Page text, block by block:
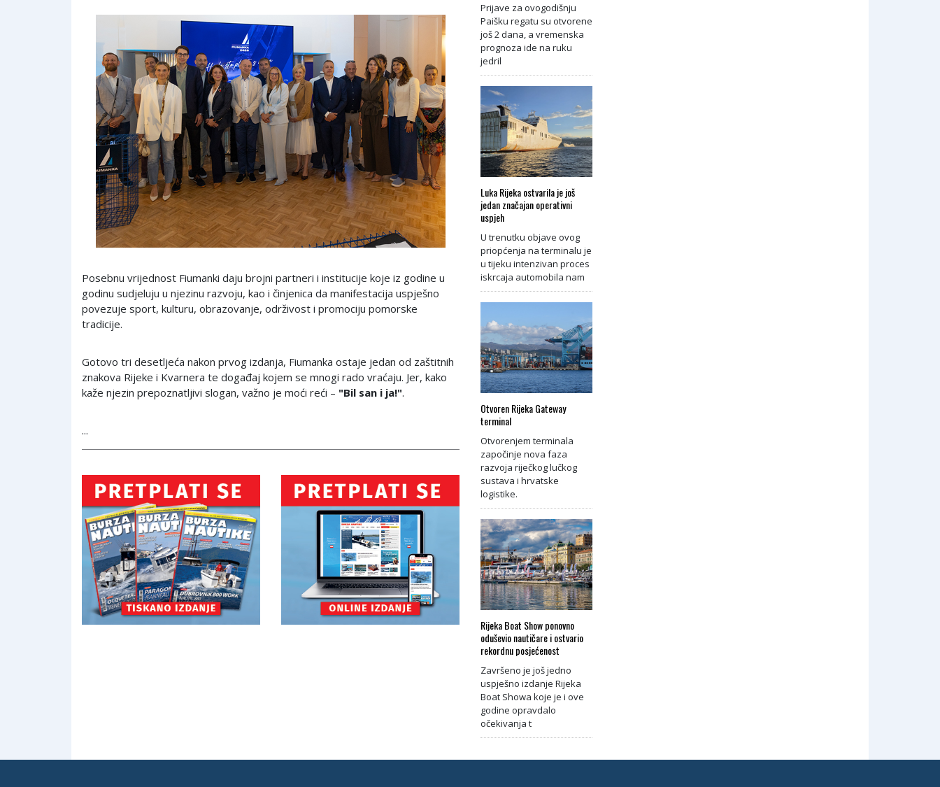
Posebnu vrijednost Fiumanki daju brojni partneri i institucije koje iz godine u
godinu sudjeluju u njezinu razvoju, kao i činjenica da manifestacija uspješno
povezuje sport, kulturu, obrazovanje, održivost i promociju pomorske
tradicije.
Gotovo tri desetljeća nakon prvog izdanja, Fiumanka ostaje jedan od zaštitnih
znakova Rijeke i Kvarnera te događaj kojem se mnogi rado vraćaju. Jer, kako
kaže njezin prepoznatljivi slogan, važno je moći reći – "Bil san i ja!".
...
Prijave za ovogodišnju
Paišku regatu su otvorene
još 2 dana, a vremenska
prognoza ide na ruku
jedril
Luka Rijeka ostvarila je još
jedan značajan operativni
uspjeh
U trenutku objave ovog
priopćenja na terminalu je
u tijeku intenzivan proces
iskrcaja automobila nam
Otvoren Rijeka Gateway
terminal
Otvorenjem terminala
započinje nova faza
razvoja riječkog lučkog
sustava i hrvatske
logistike.
Rijeka Boat Show ponovno
oduševio nautičare i ostvario
rekordnu posjećenost
Završeno je još jedno
uspješno izdanje Rijeka
Boat Showa koje je i ove
godine opravdalo
očekivanja t